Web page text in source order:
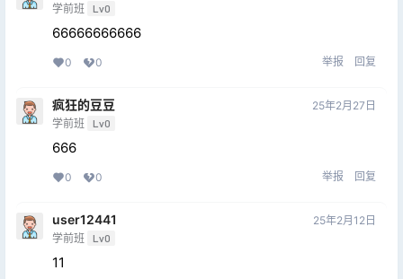
学前班 Lv0
66666666666
0 0 举报 回复
疯狂的豆豆
学前班 Lv0
25年2月27日
666
0 0 举报 回复
user12441
学前班 Lv0
25年2月12日
11